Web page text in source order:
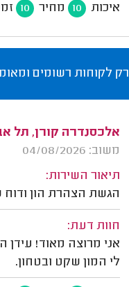
איכות 10 מחיר 10
רק לקוחות רשומים
אלכסנדרה קורן, תל
משוב: 04/08/2026
תיאור השירות:
הגשת הצהרת הון ודוח
חוות דעת:
אני מרוצה מאוד! עידן
לי המון שקט ובטחון.